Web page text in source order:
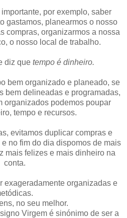
por exemplo, saber
gastamos, planearmos o nosso
compras, organizarmos a nossa
o nosso local de trabalho.
diz quetempo é dinheiro.
bem organizado e planeado, se
bem delineadas e programadas,
organizados podemos poupar
tempo e recursos.
evitamos duplicar compras e
no fim do dia dispomos de mais
mais felizes e mais dinheiro na
conta.
exageradamente organizadas e
no seu melhor.
Virgem é sinónimo de ser a